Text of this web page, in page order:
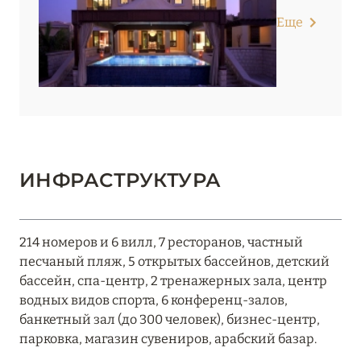
Еще
ИНФРАСТРУКТУРА
214 номеров и 6 вилл, 7 ресторанов, частный
песчаный пляж, 5 открытых бассейнов, детский
бассейн, спа-центр, 2 тренажерных зала, центр
водных видов спорта, 6 конференц-залов,
банкетный зал (до 300 человек), бизнес-центр,
парковка, магазин сувениров, арабский базар.